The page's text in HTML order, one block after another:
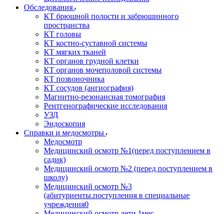
Обследования
КТ брюшной полости и забрюшинного
пространства
КТ головы
КТ костно-суставной системы
КТ мягких тканей
КТ органов грудной клетки
КТ органов мочеполовой системы
КТ позвоночника
КТ сосудов (ангиография)
Магнитно-резонансная томография
Рентгенографические исследования
УЗД
Эндоскопия
Справки и медосмотры
Медосмотр
Медицинский осмотр №1(перед поступлением в
садик)
Медицинский осмотр №2 (перед поступлением в
школу)
Медицинский осмотр №3
(абитуриенты.поступления в специальные
учреждения0